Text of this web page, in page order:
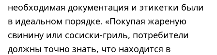
необходимая документация и этикетки были
в идеальном порядке. «Покупая жареную
свинину или сосиски-гриль, потребители
должны точно знать, что находится в